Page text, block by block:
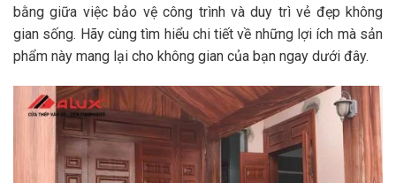
bằng giữa việc bảo vệ công trình và duy trì vẻ đẹp không
gian sống. Hãy cùng tìm hiểu chi tiết về những lợi ích mà sản
phẩm này mang lại cho không gian của bạn ngay dưới đây.